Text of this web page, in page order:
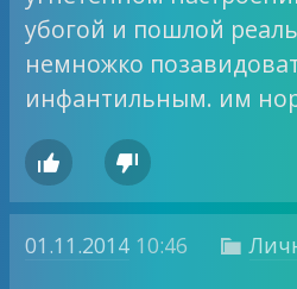
убогой и пошлой
немножко
инфантильным. им
 
01.11.2014 10:46 